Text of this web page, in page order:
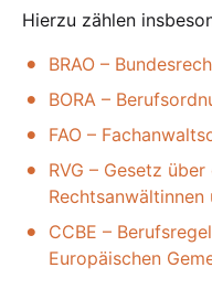
Hierzu zählen
BRAO –
BORA –
FAO –
RVG – Gesetz
CCBE –
Europäischen